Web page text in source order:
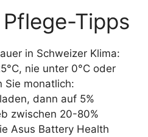
Tipps
in Schweizer Klima:
nie unter 0°C oder
Sie monatlich:
dann auf 5%
zwischen 20-80%
Asus Battery Health